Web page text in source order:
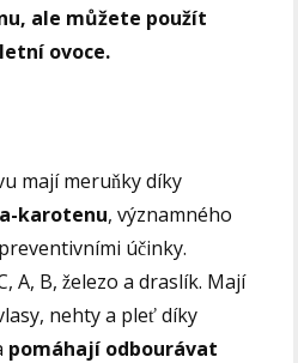
ale můžete použít
ovoce.
mají meruňky díky
karotenu, významného
účinky.
A, B, železo a draslík. Mají
nehty a pleť díky
pomáhají odbourávat